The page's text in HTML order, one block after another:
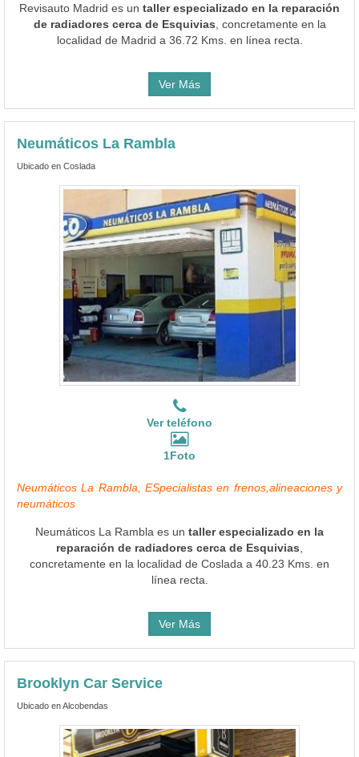
Revisauto Madrid es un taller especializado en la reparación
de radiadores cerca de Esquivias , concretamente en la
localidad de Madrid a 36.72 Kms. en línea recta.
Ver Más
Neumáticos La Rambla
Ubicado en Coslada
Ver teléfono
1Foto
Neumáticos La Rambla, ESpecialistas en frenos,alineaciones y
neumáticos
Neumáticos La Rambla es un taller especializado en la
reparación de radiadores cerca de Esquivias
concretamente en la localidad de Coslada a 40.23 Kms. en
línea recta.
Ver Más
Brooklyn Car Service
Ubicado en Alcobendas